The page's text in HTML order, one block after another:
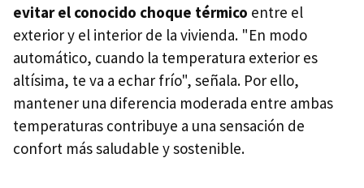
evitar el conocido choque térmico entre el
exterior y el interior de la vivienda. "En modo
automático, cuando la temperatura exterior es
altísima, te va a echar frío", señala. Por ello,
mantener una diferencia moderada entre ambas
temperaturas contribuye a una sensación de
confort más saludable y sostenible.